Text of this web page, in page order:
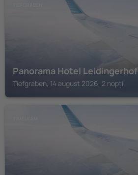
Panorama Hotel Leidingerhof
Tiefgraben, 14 august 2026, 2 nopți